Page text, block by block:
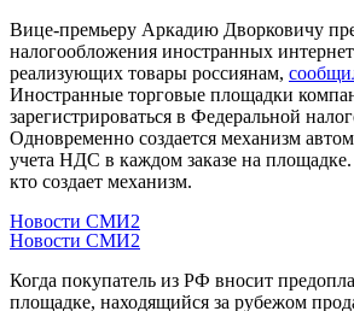
Вице-премьеру Аркадию Дворковичу
налогообложения иностранных
реализующих товары россиянам,
Иностранные торговые площадки
зарегистрироваться в Федеральной
Одновременно создается механизм
учета НДС в каждом заказе на площадке.
кто создает механизм.
Новости СМИ2
Новости СМИ2
Когда покупатель из РФ вносит
площадке, находящийся за рубежом